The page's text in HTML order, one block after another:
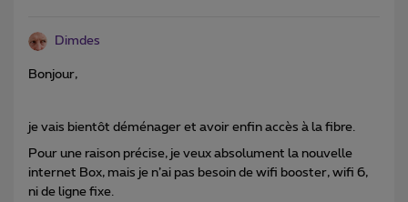
Dimdes
Bonjour,
je vais bientôt déménager et avoir enfin accès à la fibre.
Pour une raison précise, je veux absolument la nouvelle
internet Box, mais je n’ai pas besoin de wifi booster, wifi 6,
ni de ligne fixe.